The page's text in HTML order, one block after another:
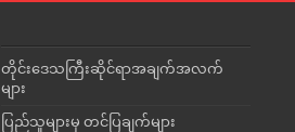
တိုင်းဒေသကြီးဆိုင်ရာအချက်အလက်
များ
ပြည်သူများမှ တင်ပြချက်များ